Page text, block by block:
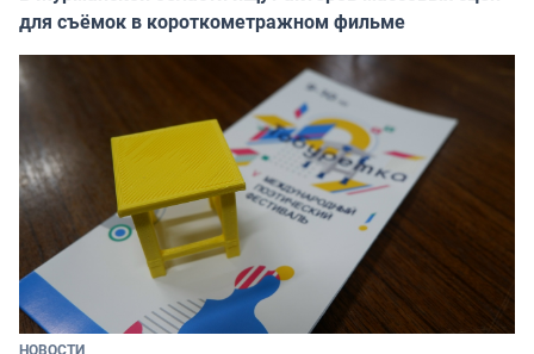
для съёмок в короткометражном фильме
НОВОСТИ